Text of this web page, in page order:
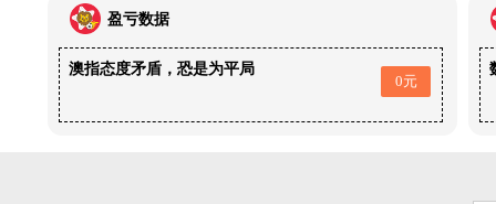
盈亏数据
澳指态度矛盾，恐是为平局
0元